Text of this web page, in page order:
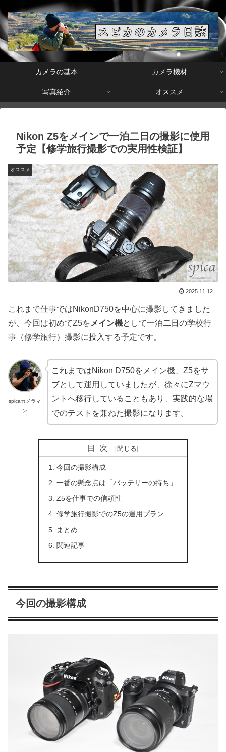
カメラの基本 カメラ機材
写真紹介 オススメ
Nikon Z5をメインで一泊二日の撮影に使用
予定【修学旅行撮影での実用性検証】
オススメ
2025.11.12
これまで仕事ではNikonD750を中心に撮影してきました
が、今回は初めてZ5を メイン機として一泊二日の学校行
事（修学旅行）撮影に投入する予定です。
spicaカメラマ
ン
これまではNikon D750をメイン機、Z5をサ
ブとして運用していましたが、徐々にZマウ
ントへ移行していることもあり、実践的な場
でのテストを兼ねた撮影になります。
目次
今回の撮影構成
一番の懸念点は「バッテリーの持ち」
Z5を仕事での信頼性
修学旅行撮影でのZ5の運用プラン
まとめ
関連記事
今回の撮影構成